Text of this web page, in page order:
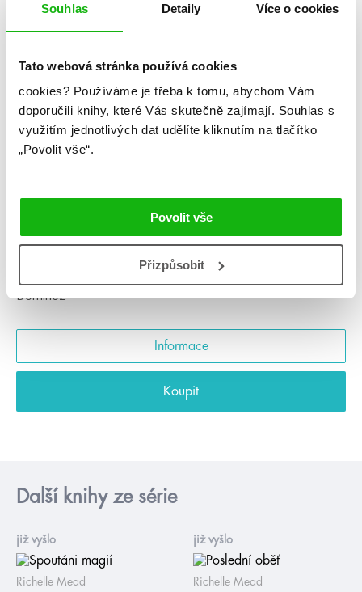
Souhlas Detaily Více o cookies
Tato webová stránka používá cookies
cookies? Používáme je třeba k tomu, abychom Vám
doporučili knihy, které Vás skutečně zajímají. Souhlas s
využitím jednotlivých dat udělíte kliknutím na tlačítko
„Povolit vše“.
Povolit vše
Přizpůsobit
Vampýrská akademie 3: Stínem
políbená
Richelle Mead
#vampýrskáakademie
Domino2
Informace
Koupit
Další knihy ze série
již vyšlo
Richelle Mead
již vyšlo
Richelle Mead